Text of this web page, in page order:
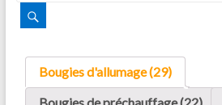
Bougies d'allumage (29)